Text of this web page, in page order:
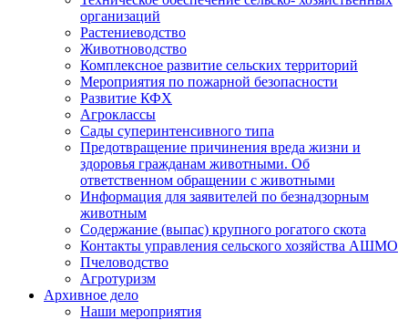
организаций
Растениеводство
Животноводство
Комплексное развитие сельских территорий
Мероприятия по пожарной безопасности
Развитие КФХ
Агроклассы
Сады суперинтенсивного типа
Предотвращение причинения вреда жизни и
здоровья гражданам животными. Об
ответственном обращении с животными
Информация для заявителей по безнадзорным
животным
Содержание (выпас) крупного рогатого скота
Контакты управления сельского хозяйства АШМО
Пчеловодство
Агротуризм
Архивное дело
Наши мероприятия